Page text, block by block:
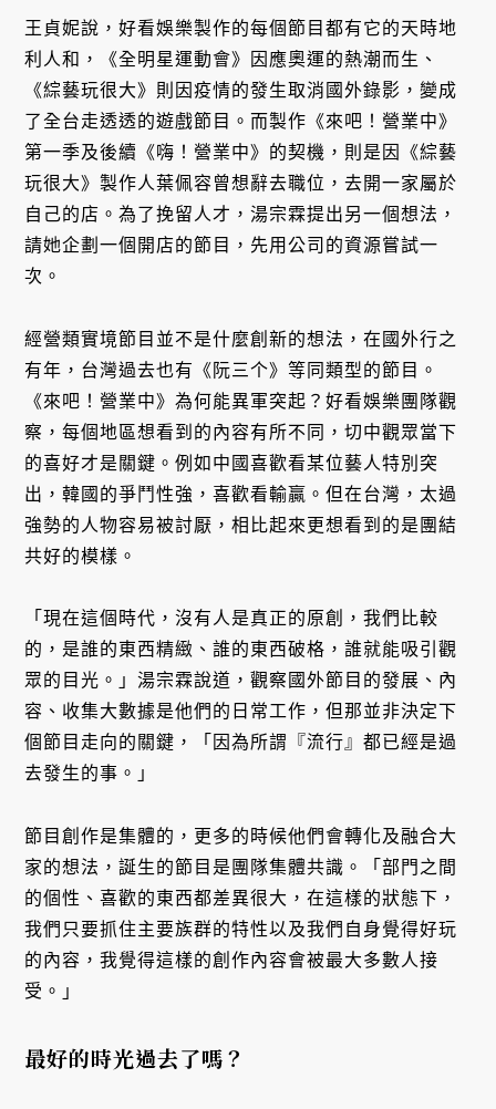
王貞妮說，好看娛樂製作的每個節目都有它的天時地
利人和，《全明星運動會》因應奧運的熱潮而生、
《綜藝玩很大》則因疫情的發生取消國外錄影，變成
了全台走透透的遊戲節目。而製作《來吧！營業中》
第一季及後續《嗨！營業中》的契機，則是因《綜藝
玩很大》製作人葉佩容曾想辭去職位，去開一家屬於
自己的店。為了挽留人才，湯宗霖提出另一個想法，
請她企劃一個開店的節目，先用公司的資源嘗試一
次。
經營類實境節目並不是什麼創新的想法，在國外行之
有年，台灣過去也有《阮三个》等同類型的節目。
《來吧！營業中》為何能異軍突起？好看娛樂團隊觀
察，每個地區想看到的內容有所不同，切中觀眾當下
的喜好才是關鍵。例如中國喜歡看某位藝人特別突
出，韓國的爭鬥性強，喜歡看輸贏。但在台灣，太過
強勢的人物容易被討厭，相比起來更想看到的是團結
共好的模樣。
「現在這個時代，沒有人是真正的原創，我們比較
的，是誰的東西精緻、誰的東西破格，誰就能吸引觀
眾的目光。」湯宗霖說道，觀察國外節目的發展、內
容、收集大數據是他們的日常工作，但那並非決定下
個節目走向的關鍵，「因為所謂『流行』都已經是過
去發生的事。」
節目創作是集體的，更多的時候他們會轉化及融合大
家的想法，誕生的節目是團隊集體共識。「部門之間
的個性、喜歡的東西都差異很大，在這樣的狀態下，
我們只要抓住主要族群的特性以及我們自身覺得好玩
的內容，我覺得這樣的創作內容會被最大多數人接
受。」
最好的時光過去了嗎？